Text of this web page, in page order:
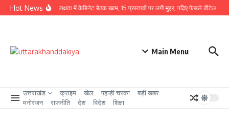
Skip to content
Hot News
CM धामी की अध्यक्षता में कैबिनेट बैठक खत्म, 15 प्रस्तावों पर लगी मुहर, पढ़िए फैसले डीटेल से
Main Menu
उत्तराखंड क्राइम खेल पहाड़ी चस्का
बड़ी खबर
मनोरंजन
राजनीति देश विदेश शिक्षा